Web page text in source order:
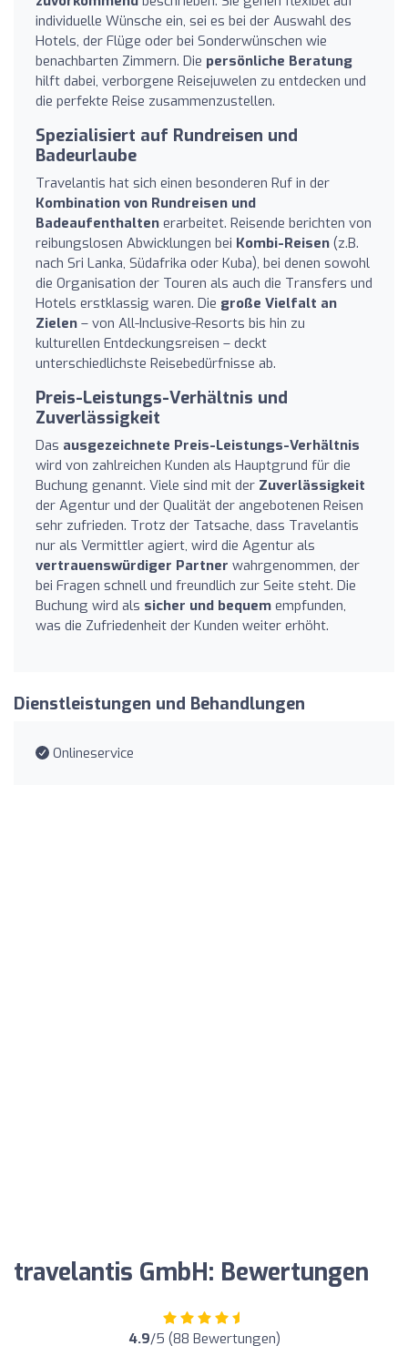
individuelle Wünsche ein, sei es bei der Auswahl des
Hotels, der Flüge oder bei Sonderwünschen wie
benachbarten Zimmern. Die persönliche Beratung
hilft dabei, verborgene Reisejuwelen zu entdecken und
die perfekte Reise zusammenzustellen.
Spezialisiert auf Rundreisen und
Badeurlaube
Travelantis hat sich einen besonderen Ruf in der
Kombination von Rundreisen und
Badeaufenthalten erarbeitet. Reisende berichten von
reibungslosen Abwicklungen bei Kombi-Reisen (z.B.
nach Sri Lanka, Südafrika oder Kuba), bei denen sowohl
die Organisation der Touren als auch die Transfers und
Hotels erstklassig waren. Die große Vielfalt an
Zielen – von All-Inclusive-Resorts bis hin zu
kulturellen Entdeckungsreisen – deckt
unterschiedlichste Reisebedürfnisse ab.
Preis-Leistungs-Verhältnis und
Zuverlässigkeit
Das ausgezeichnete Preis-Leistungs-Verhältnis
wird von zahlreichen Kunden als Hauptgrund für die
Buchung genannt. Viele sind mit der Zuverlässigkeit
der Agentur und der Qualität der angebotenen Reisen
sehr zufrieden. Trotz der Tatsache, dass Travelantis
nur als Vermittler agiert, wird die Agentur als
vertrauenswürdiger Partner wahrgenommen, der
bei Fragen schnell und freundlich zur Seite steht. Die
Buchung wird als sicher und bequem empfunden,
was die Zufriedenheit der Kunden weiter erhöht.
Dienstleistungen und Behandlungen
Onlineservice
travelantis GmbH: Bewertungen
4.9/5 (88 Bewertungen)